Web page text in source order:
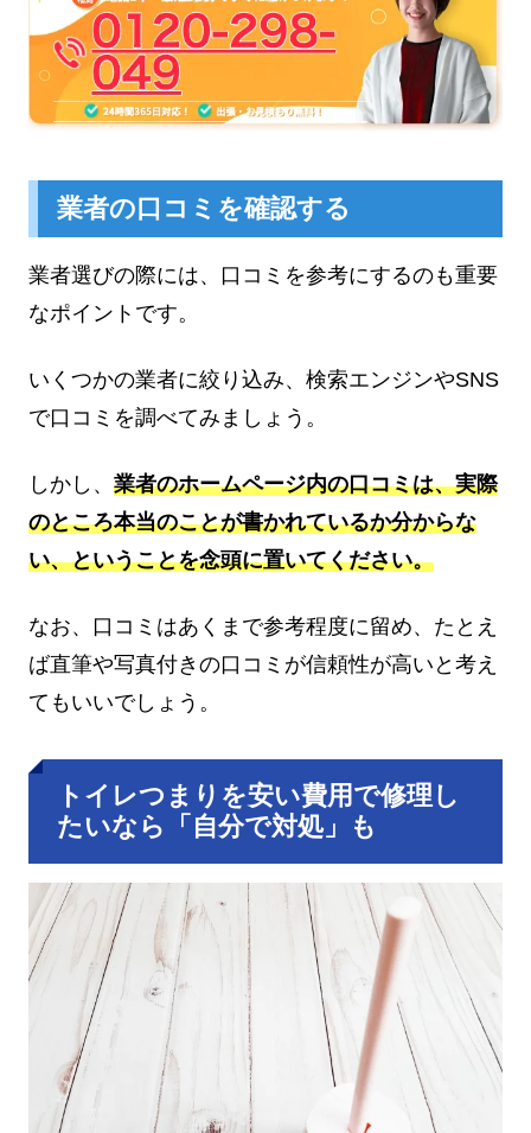
業者の口コミを確認する
業者選びの際には、口コミを参考にするのも重要
なポイントです。
いくつかの業者に絞り込み、検索エンジンやSNS
で口コミを調べてみましょう。
しかし、 業者のホームページ内の口コミは、実際
のところ本当のことが書かれているか分からな
い、ということを念頭に置いてください。
なお、口コミはあくまで参考程度に留め、たとえ
ば直筆や写真付きの口コミが信頼性が高いと考え
てもいいでしょう。
トイレつまりを安い費用で修理し
たいなら「自分で対処」も